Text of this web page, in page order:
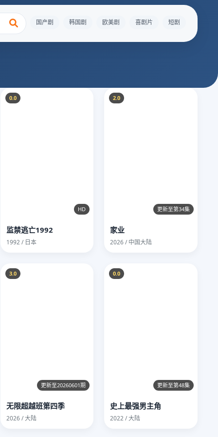
国产剧 韩国剧 欧美剧 喜剧片 短剧
0.0
HD
监禁逃亡1992
1992 / 日本
2.0
更新至第34集
家业
2026 / 中国大陆
3.0
更新至20260601期
无限超越班第四季
2026 / 大陆
0.0
更新至第48集
史上最强男主角
2022 / 大陆